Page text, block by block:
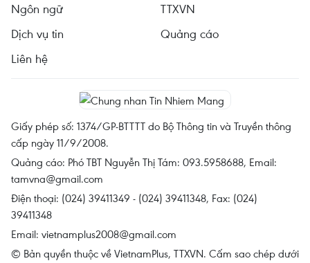
Ngôn ngữ
TTXVN
Dịch vụ tin
Quảng cáo
Liên hệ
Giấy phép số: 1374/GP-BTTTT do Bộ Thông tin và Truyền thông
cấp ngày 11/9/2008.
Quảng cáo: Phó TBT Nguyễn Thị Tám: 093.5958688, Email:
tamvna@gmail.com
Điện thoại: (024) 39411349 - (024) 39411348, Fax: (024)
39411348
Email: vietnamplus2008@gmail.com
© Bản quyền thuộc về VietnamPlus, TTXVN. Cấm sao chép dưới